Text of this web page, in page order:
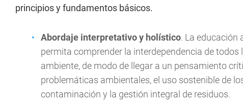
principios y fundamentos básicos.
Abordaje interpretativo y holístico. La educación
permita comprender la interdependencia de
ambiente, de modo de llegar a un pensamiento
problemáticas ambientales, el uso sostenible de
contaminación y la gestión integral de residuos.